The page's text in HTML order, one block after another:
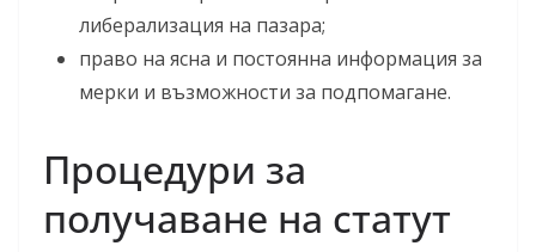
либерализация на пазара;
право на ясна и постоянна информация за
мерки и възможности за подпомагане.
Процедури за
получаване на статут